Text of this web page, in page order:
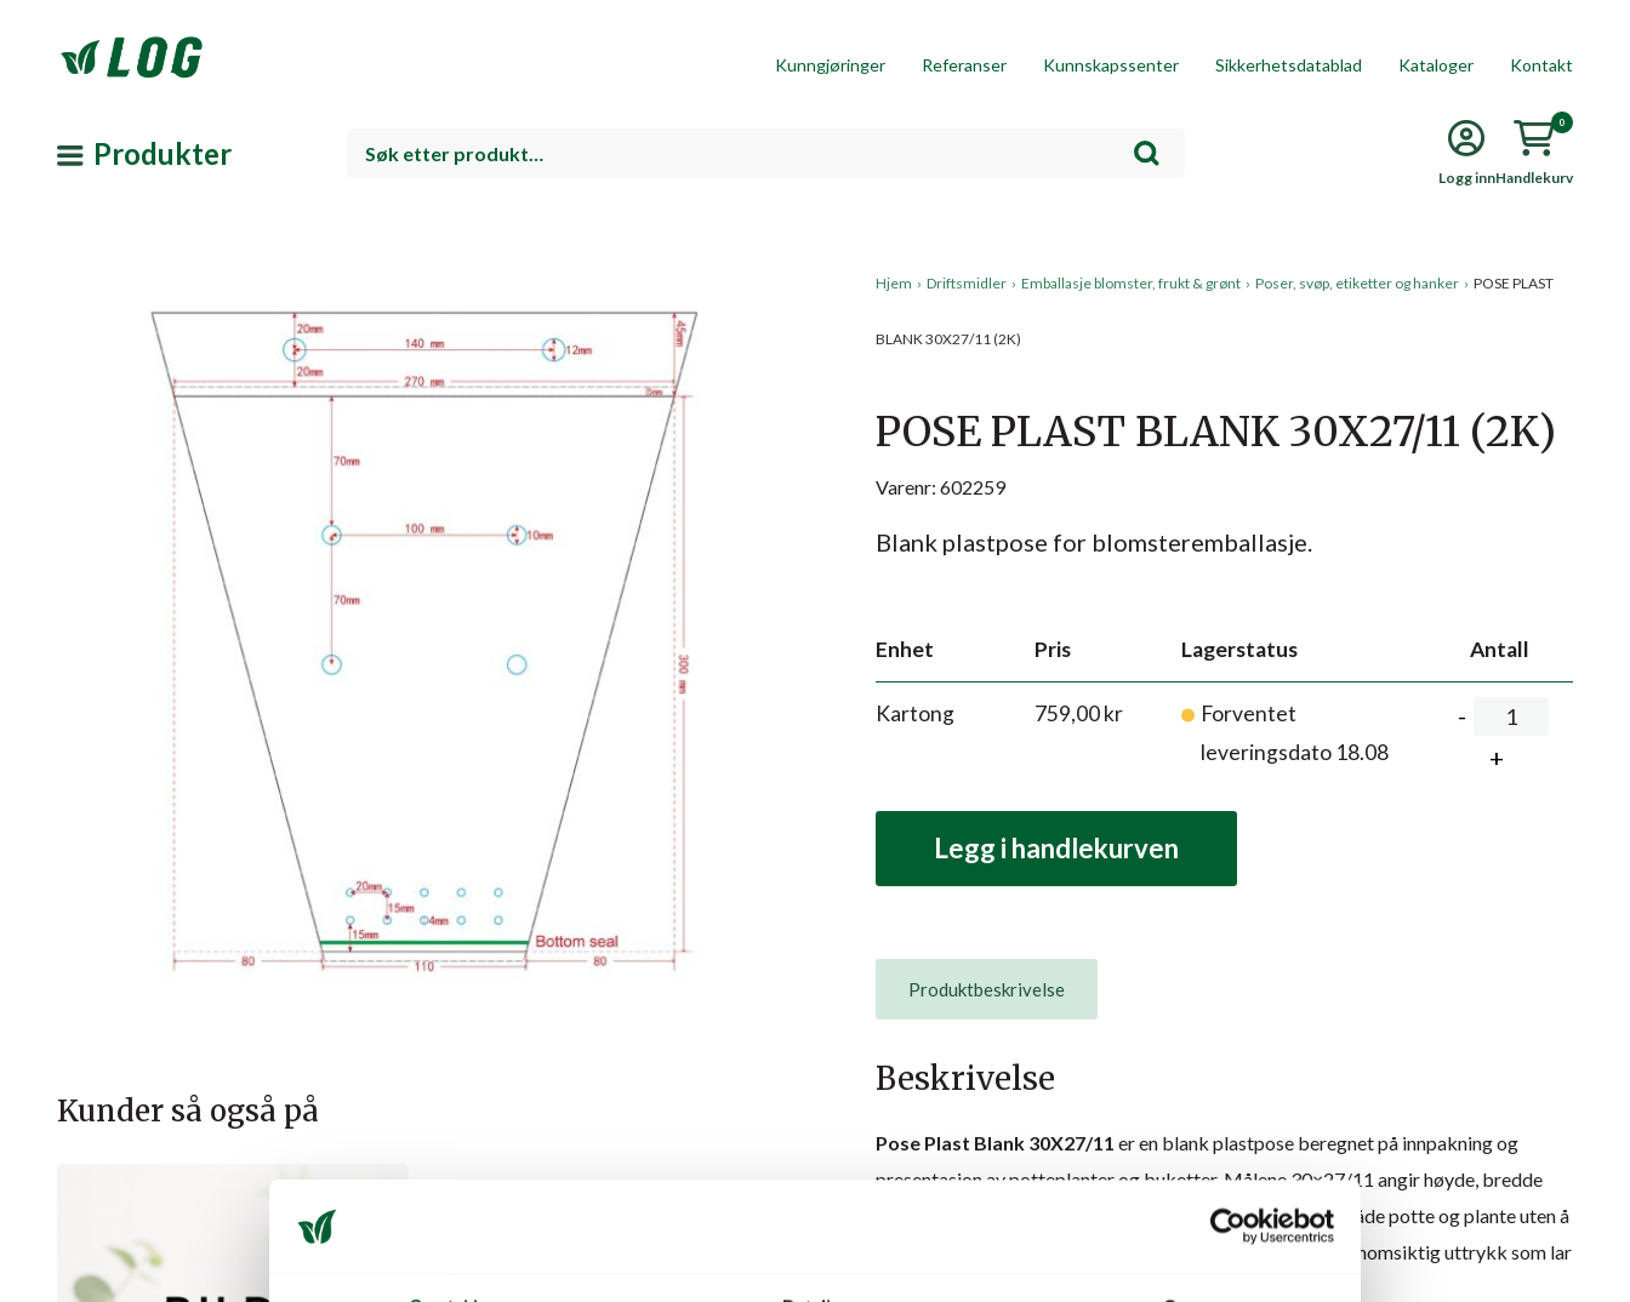
Kunngjøringer Referanser Kunnskapssenter Sikkerhetsdatablad Kataloger Kontakt
Produkter
Logg innHandlekurv
0
Kunder så også på
Hjem › Driftsmidler › Emballasje blomster, frukt & grønt › Poser, svøp, etiketter og hanker › POSE PLAST
BLANK 30X27/11 (2K)
POSE PLAST BLANK 30X27/11 (2K)
Varenr: 602259
Blank plastpose for blomsteremballasje.
Enhet Pris Lagerstatus Antall
Kartong 759,00kr
Forventet
leveringsdato 18.08
Legg i handlekurven
Produktbeskrivelse
Beskrivelse
Pose Plast Blank 30X27/11 er en blank plastpose beregnet på innpakning og
presentasjon av potteplanter og buketter. Målene 30×27/11 angir høyde, bredde
over åpningen og bunnbredde, slik at posen favner rundt både potte og plante uten å
klemme bladverket. Den blanke overflaten gir et rent, gjennomsiktig uttrykk som lar